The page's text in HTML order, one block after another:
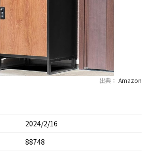
出典： Amazon
2024/2/16
‎88748